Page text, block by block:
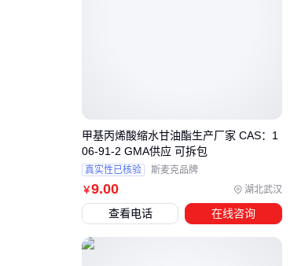
￥9.00 湖北武汉
甲基丙烯酸缩水甘油酯生产厂家 CAS：1
06-91-2 GMA供应 可拆包
真实性已核验 斯麦克品牌
查看电话 在线咨询